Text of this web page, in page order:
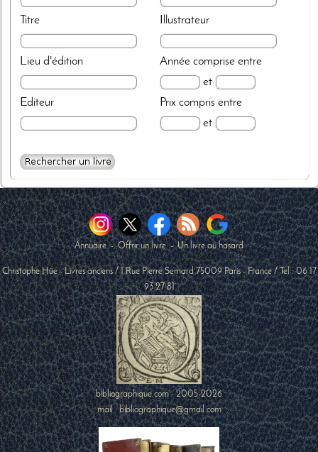
Titre
Lieu d'édition
Editeur
Illustrateur
Annéecomprise entre
et
Prixcompris entre
et
Annuaire-Offrir un livre-Un livre au hasard
Christophe Hüe - Livres anciens /1 Rue Pierre Semard 75009 Paris-France / Tel :06 17
93 27 81
bibliographique.com - 2005-2026
mail : bibliographique@gmail.com